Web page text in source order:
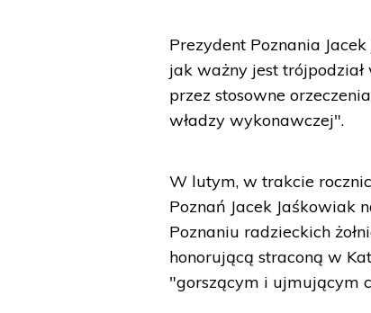
Prezydent Poznania
jak ważny jest trójpodział
przez stosowne
władzy wykonawczej".
W lutym, w trakcie
Poznań Jacek Jaśkowiak
Poznaniu radzieckich
honorującą straconą w
"gorszącym i ujmującym